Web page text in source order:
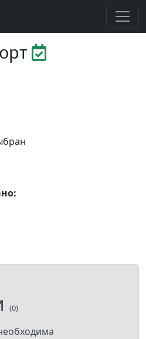
(0)